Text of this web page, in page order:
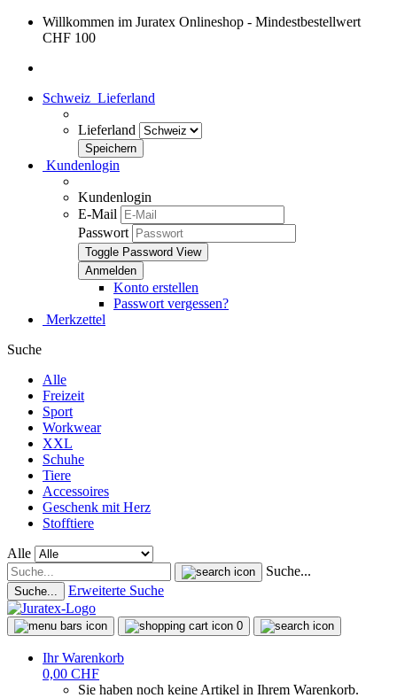
Willkommen im Juratex Onlineshop - Mindestbestellwert
CHF 100
Schweiz Lieferland
Lieferland
Kundenlogin
Kundenlogin
E-Mail
Passwort
Toggle Password View
Konto erstellen
Passwort vergessen?
Merkzettel
Suche
Alle
Freizeit
Sport
Workwear
XXL
Schuhe
Tiere
Accessoires
Geschenk mit Herz
Stofftiere
Alle
Suche...
Suche... Erweiterte Suche
0
Ihr Warenkorb
0,00 CHF
Sie haben noch keine Artikel in Ihrem Warenkorb.